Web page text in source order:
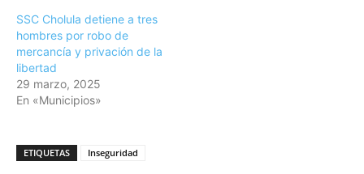
SSC Cholula detiene a tres
hombres por robo de
mercancía y privación de la
libertad
29 marzo, 2025
En «Municipios»
ETIQUETAS Inseguridad